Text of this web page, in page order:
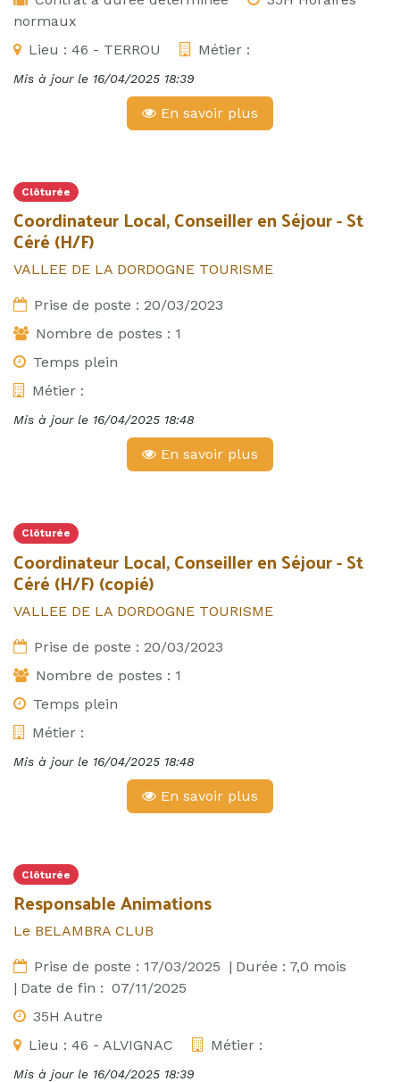
normaux
Lieu : 46 - TERROU Métier :
Mis à jour le 16/04/2025 18:39
En savoir plus
Clôturée
Coordinateur Local, Conseiller en Séjour - St
Céré (H/F)
VALLEE DE LA DORDOGNE TOURISME
Prise de poste : 20/03/2023
Nombre de postes : 1
Temps plein
Métier :
Mis à jour le 16/04/2025 18:48
En savoir plus
Clôturée
Coordinateur Local, Conseiller en Séjour - St
Céré (H/F) (copié)
VALLEE DE LA DORDOGNE TOURISME
Prise de poste : 20/03/2023
Nombre de postes : 1
Temps plein
Métier :
Mis à jour le 16/04/2025 18:48
En savoir plus
Clôturée
Responsable Animations
Le BELAMBRA CLUB
Prise de poste : 17/03/2025 | Durée : 7,0 mois
| Date de fin : 07/11/2025
35H Autre
Lieu : 46 - ALVIGNAC Métier :
Mis à jour le 16/04/2025 18:39